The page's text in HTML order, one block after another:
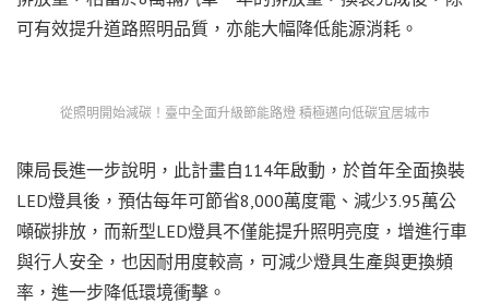
可有效提升道路照明品質，亦能大幅降低能源消耗。
從照明開始減碳！臺中全面升級節能路燈 積極邁向低碳宜居城市
陳局長進一步說明，此計畫自114年啟動，於首年全面換裝
LED燈具後，預估每年可節省8,000萬度電、減少3.95萬公
噸碳排放，而新型LED燈具不僅能提升照明亮度，增進行車
與行人安全，也因耐用度較高，可減少燈具生產與更換頻
率，進一步降低環境衝擊。